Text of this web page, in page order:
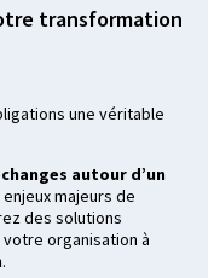
transformation
une véritable
autour d’un
majeurs de
des solutions
organisation à
.